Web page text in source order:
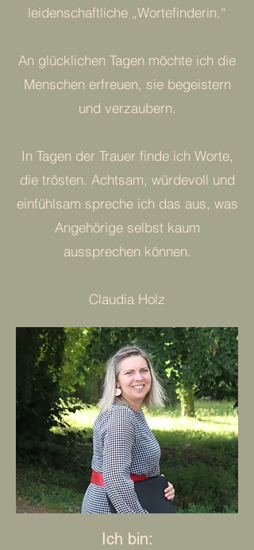
leidenschaftliche „Wortefinderin.“
An glücklichen Tagen möchte ich die
Menschen erfreuen, sie begeistern
und verzaubern.
In Tagen der Trauer finde ich Worte,
die trösten. Achtsam, würdevoll und
einfühlsam spreche ich das aus, was
Angehörige selbst kaum
aussprechen können.
Claudia Holz
Ich bin: